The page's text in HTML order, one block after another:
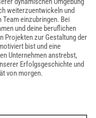
weiterzuentwickeln und
einzubringen. Bei
und deine beruflichen
Projekten zur Gestaltung der
bist und eine
Unternehmen anstrebst,
Erfolgsgeschichte und
von morgen.